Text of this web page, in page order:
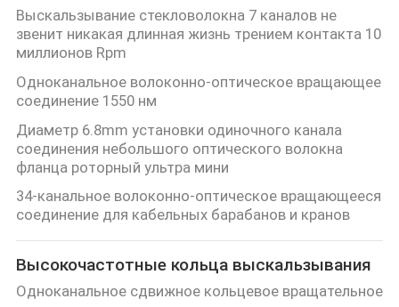
Выскальзывание стекловолокна 7 каналов не
звенит никакая длинная жизнь трением контакта 10
миллионов Rpm
Одноканальное волоконно-оптическое вращающее
соединение 1550 нм
Диаметр 6.8mm установки одиночного канала
соединения небольшого оптического волокна
фланца роторный ультра мини
34-канальное волоконно-оптическое вращающееся
соединение для кабельных барабанов и кранов
Высокочастотные кольца выскальзывания
Одноканальное сдвижное кольцевое вращательное